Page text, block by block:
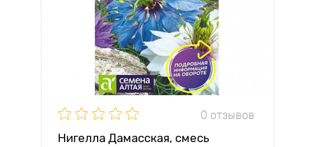
0 отзывов
Нигелла Дамасская, смесь